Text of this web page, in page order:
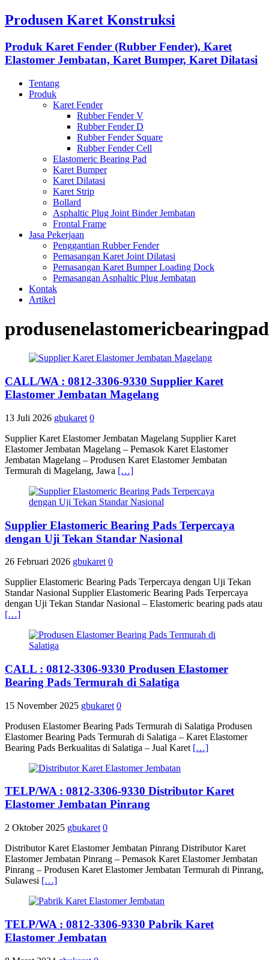
Produsen Karet Konstruksi
Produk Karet Fender (Rubber Fender), Karet
Elastomer Jembatan, Karet Bumper, Karet Dilatasi
Tentang
Produk
Karet Fender
Rubber Fender V
Rubber Fender D
Rubber Fender Square
Rubber Fender Cell
Elastomeric Bearing Pad
Karet Bumper
Karet Dilatasi
Karet Strip
Bollard
Asphaltic Plug Joint Binder Jembatan
Frontal Frame
Jasa Pekerjaan
Penggantian Rubber Fender
Pemasangan Karet Joint Dilatasi
Pemasangan Karet Bumper Loading Dock
Pemasangan Asphaltic Plug Jembatan
Kontak
Artikel
CALL/WA : 0812-3306-9330 Supplier Karet
Elastomer Jembatan Magelang
13 Juli 2026 gbukaret 0
Supplier Karet Elastomer Jembatan Magelang Supplier Karet
Elastomer Jembatan Magelang – Pemasok Karet Elastomer
Jembatan Magelang – Produsen Karet Elastomer Jembatan
Termurah di Magelang, Jawa […]
Supplier Elastomeric Bearing Pads Terpercaya
dengan Uji Tekan Standar Nasional
26 Februari 2026 gbukaret 0
Supplier Elastomeric Bearing Pads Terpercaya dengan Uji Tekan
Standar Nasional Supplier Elastomeric Bearing Pads Terpercaya
dengan Uji Tekan Standar Nasional – Elastomeric bearing pads atau
[…]
CALL : 0812-3306-9330 Produsen Elastomer
Bearing Pads Termurah di Salatiga
15 November 2025 gbukaret 0
Produsen Elastomer Bearing Pads Termurah di Salatiga Produsen
Elastomer Bearing Pads Termurah di Salatiga – Karet Elastomer
Bearing Pads Berkualitas di Salatiga – Jual Karet […]
TELP/WA : 0812-3306-9330 Distributor Karet
Elastomer Jembatan Pinrang
2 Oktober 2025 gbukaret 0
Distributor Karet Elastomer Jembatan Pinrang Distributor Karet
Elastomer Jembatan Pinrang – Pemasok Karet Elastomer Jembatan
Pinrang – Produsen Karet Elastomer Jembatan Termurah di Pinrang,
Sulawesi […]
TELP/WA : 0812-3306-9330 Pabrik Karet
Elastomer Jembatan